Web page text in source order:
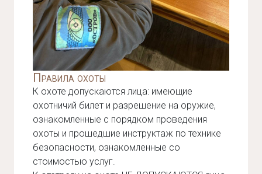
Правила охоты
К охоте допускаются лица: имеющие
охотничий билет и разрешение на оружие,
ознакомленные с порядком проведения
охоты и прошедшие инструктаж по технике
безопасности, ознакомленные со
стоимостью услуг.